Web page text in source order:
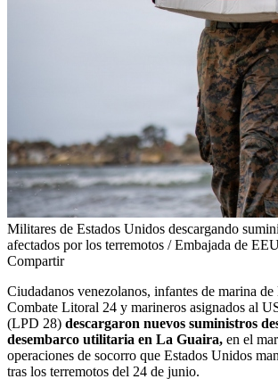
Militares de Estados Unidos descargando
afectados por los terremotos / Embajada de
Compartir
Ciudadanos venezolanos, infantes de marina de
Combate Litoral 24 y marineros asignados al
(LPD 28) descargaron nuevos suministros
desembarco utilitaria en La Guaira, en el
operaciones de socorro que Estados Unidos
tras los terremotos del 24 de junio.